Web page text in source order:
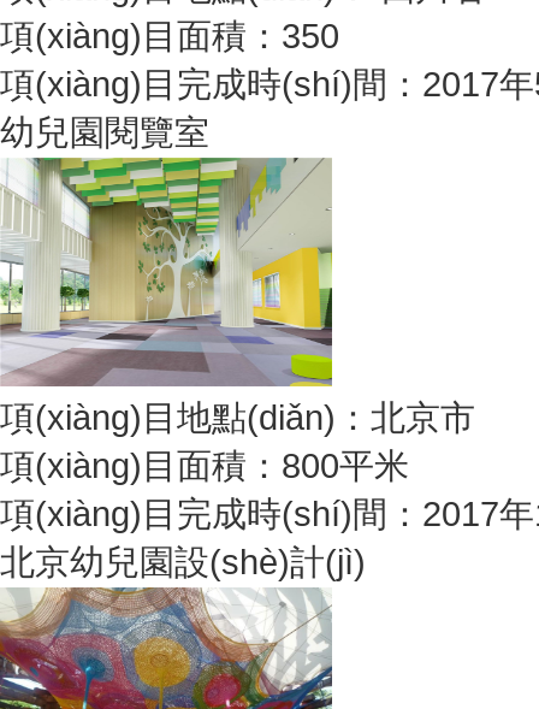
項(xiàng)目面積：350
項(xiàng)目完成時(shí)間：2017
幼兒園閱覽室
項(xiàng)目地點(diǎn)：北京市
項(xiàng)目面積：800平米
項(xiàng)目完成時(shí)間：2017
北京幼兒園設(shè)計(jì)